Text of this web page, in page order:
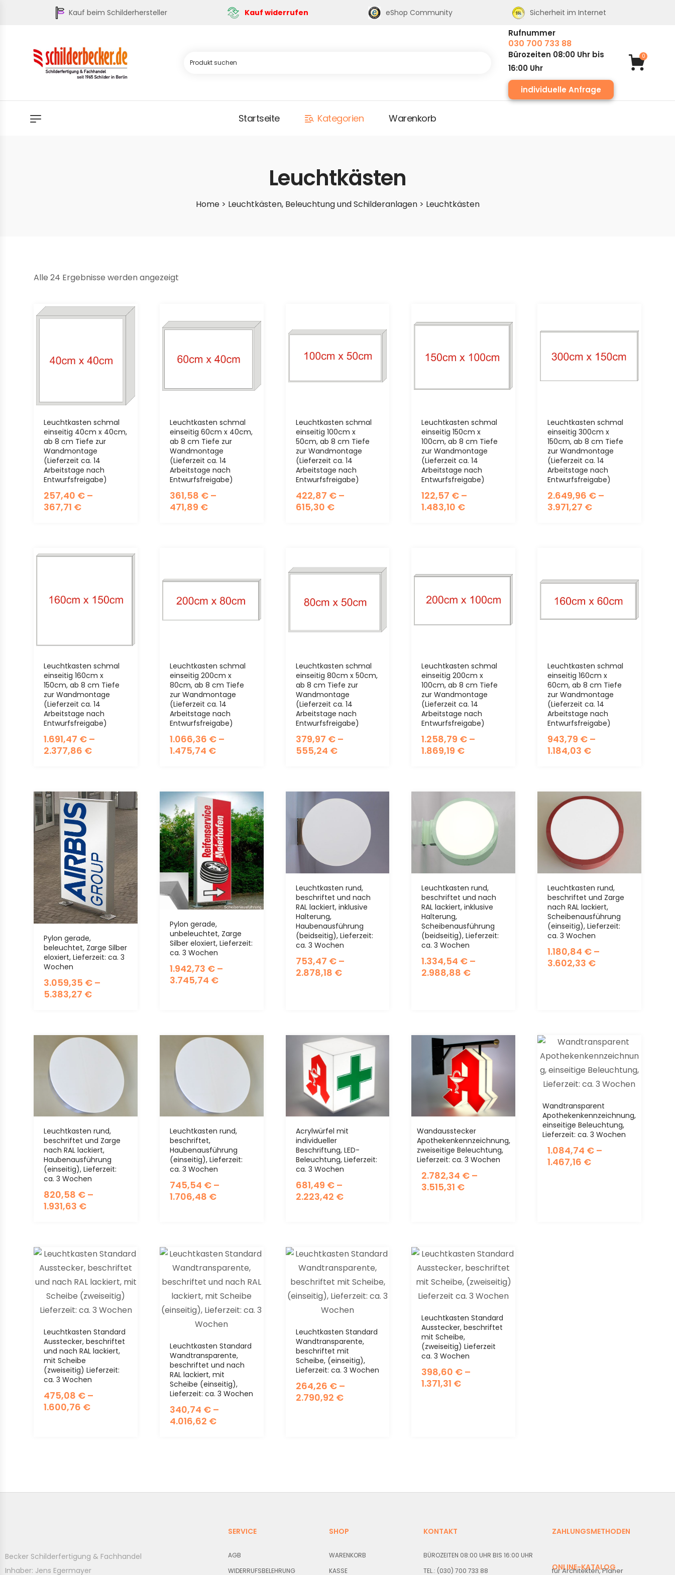
Kauf beim Schilderhersteller Kauf widerrufen eShop Community Sicherheit im Internet
Rufnummer
030 700 733 88
Bürozeiten 08:00 Uhr bis
16:00 Uhr
individuelle Anfrage
0
Startseite Kategorien Warenkorb
Leuchtkästen
Home> Leuchtkästen, Beleuchtung und Schilderanlagen> Leuchtkästen
Alle 24 Ergebnisse werden angezeigt
Leuchtkasten schmal
einseitig 40cm x 40cm,
ab 8 cm Tiefe zur
Wandmontage
(Lieferzeit ca. 14
Arbeitstage nach
Entwurfsfreigabe)
257,40 € –
367,71 €
Leuchtkasten schmal
einseitig 60cm x 40cm,
ab 8 cm Tiefe zur
Wandmontage
(Lieferzeit ca. 14
Arbeitstage nach
Entwurfsfreigabe)
361,58 €–
471,89 €
Leuchtkasten schmal
einseitig 100cm x
50cm, ab 8 cm Tiefe
zur Wandmontage
(Lieferzeit ca. 14
Arbeitstage nach
Entwurfsfreigabe)
422,87 €–
615,30 €
Leuchtkasten schmal
einseitig 150cm x
100cm, ab 8 cm Tiefe
zur Wandmontage
(Lieferzeit ca. 14
Arbeitstage nach
Entwurfsfreigabe)
122,57 € –
1.483,10 €
Leuchtkasten schmal
einseitig 300cm x
150cm, ab 8 cm Tiefe
zur Wandmontage
(Lieferzeit ca. 14
Arbeitstage nach
Entwurfsfreigabe)
2.649,96 € –
3.971,27 €
Leuchtkasten schmal
einseitig 160cm x
150cm, ab 8 cm Tiefe
zur Wandmontage
(Lieferzeit ca. 14
Arbeitstage nach
Entwurfsfreigabe)
1.691,47 € –
2.377,86 €
Leuchtkasten schmal
einseitig 200cm x
80cm, ab 8 cm Tiefe
zur Wandmontage
(Lieferzeit ca. 14
Arbeitstage nach
Entwurfsfreigabe)
1.066,36 €–
1.475,74 €
Leuchtkasten schmal
einseitig 80cm x 50cm,
ab 8 cm Tiefe zur
Wandmontage
(Lieferzeit ca. 14
Arbeitstage nach
Entwurfsfreigabe)
379,97 €–
555,24 €
Leuchtkasten schmal
einseitig 200cm x
100cm, ab 8 cm Tiefe
zur Wandmontage
(Lieferzeit ca. 14
Arbeitstage nach
Entwurfsfreigabe)
1.258,79 € –
1.869,19 €
Leuchtkasten schmal
einseitig 160cm x
60cm, ab 8 cm Tiefe
zur Wandmontage
(Lieferzeit ca. 14
Arbeitstage nach
Entwurfsfreigabe)
943,79 € –
1.184,03 €
Pylon gerade,
beleuchtet, Zarge Silber
eloxiert, Lieferzeit: ca. 3
Wochen
3.059,35 € –
5.383,27 €
Pylon gerade,
unbeleuchtet, Zarge
Silber eloxiert, Lieferzeit:
ca. 3 Wochen
1.942,73 €–
3.745,74 €
Leuchtkasten rund,
beschriftet und nach
RAL lackiert, inklusive
Halterung,
Haubenausführung
(beidseitig), Lieferzeit:
ca. 3 Wochen
753,47 €–
2.878,18 €
Leuchtkasten rund,
beschriftet und nach
RAL lackiert, inklusive
Halterung,
Scheibenausführung
(beidseitig), Lieferzeit:
ca. 3 Wochen
1.334,54 € –
2.988,88 €
Leuchtkasten rund,
beschriftet und Zarge
nach RAL lackiert,
Scheibenausführung
(einseitig), Lieferzeit:
ca. 3 Wochen
1.180,84 € –
3.602,33 €
Leuchtkasten rund,
beschriftet und Zarge
nach RAL lackiert,
Haubenausführung
(einseitig), Lieferzeit:
ca. 3 Wochen
820,58 € –
1.931,63 €
Leuchtkasten rund,
beschriftet,
Haubenausführung
(einseitig), Lieferzeit:
ca. 3 Wochen
745,54 €–
1.706,48 €
Acrylwürfel mit
individueller
Beschriftung, LED-
Beleuchtung, Lieferzeit:
ca. 3 Wochen
681,49 €–
2.223,42 €
Wandausstecker
Apothekenkennzeichnung,
zweiseitige Beleuchtung,
Lieferzeit: ca. 3 Wochen
2.782,34 € –
3.515,31 €
Wandtransparent
Apothekenkennzeichnung,
einseitige Beleuchtung,
Lieferzeit: ca. 3 Wochen
1.084,74 € –
1.467,16 €
Leuchtkasten Standard
Ausstecker, beschriftet
und nach RAL lackiert,
mit Scheibe
(zweiseitig) Lieferzeit:
ca. 3 Wochen
475,08 € –
1.600,76 €
Leuchtkasten Standard
Wandtransparente,
beschriftet und nach
RAL lackiert, mit
Scheibe (einseitig),
Lieferzeit: ca. 3 Wochen
340,74 €–
4.016,62 €
Leuchtkasten Standard
Wandtransparente,
beschriftet mit
Scheibe, (einseitig),
Lieferzeit: ca. 3 Wochen
264,26 €–
2.790,92 €
Leuchtkasten Standard
Ausstecker, beschriftet
mit Scheibe,
(zweiseitig) Lieferzeit
ca. 3 Wochen
398,60 € –
1.371,31 €
Becker Schilderfertigung & Fachhandel
Inhaber: Jens Egermayer
SERVICE
AGB
WIDERRUFSBELEHRUNG
SHOP
WARENKORB
KASSE
KONTAKT
BÜROZEITEN 08:00 UHR BIS 16:00 UHR
TEL.: (030) 700 733 88
ZAHLUNGSMETHODEN
ONLINE-KATALOG
für Architekten, Planer